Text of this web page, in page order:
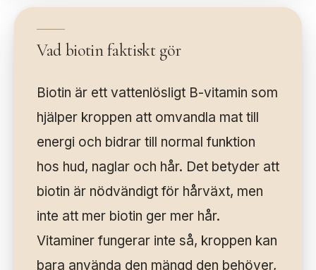
Vad biotin faktiskt gör
Biotin är ett vattenlösligt B-vitamin som
hjälper kroppen att omvandla mat till
energi och bidrar till normal funktion
hos hud, naglar och hår. Det betyder att
biotin är nödvändigt för hårväxt, men
inte att mer biotin ger mer hår.
Vitaminer fungerar inte så, kroppen kan
bara använda den mängd den behöver,